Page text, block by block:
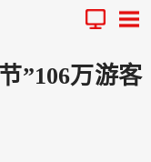
”106万游客